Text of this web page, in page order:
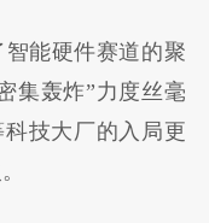
能硬件赛道的聚
集轰炸”力度丝毫
技大厂的入局更